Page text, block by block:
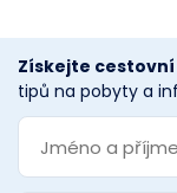
Získejte
tipů na pobyty a